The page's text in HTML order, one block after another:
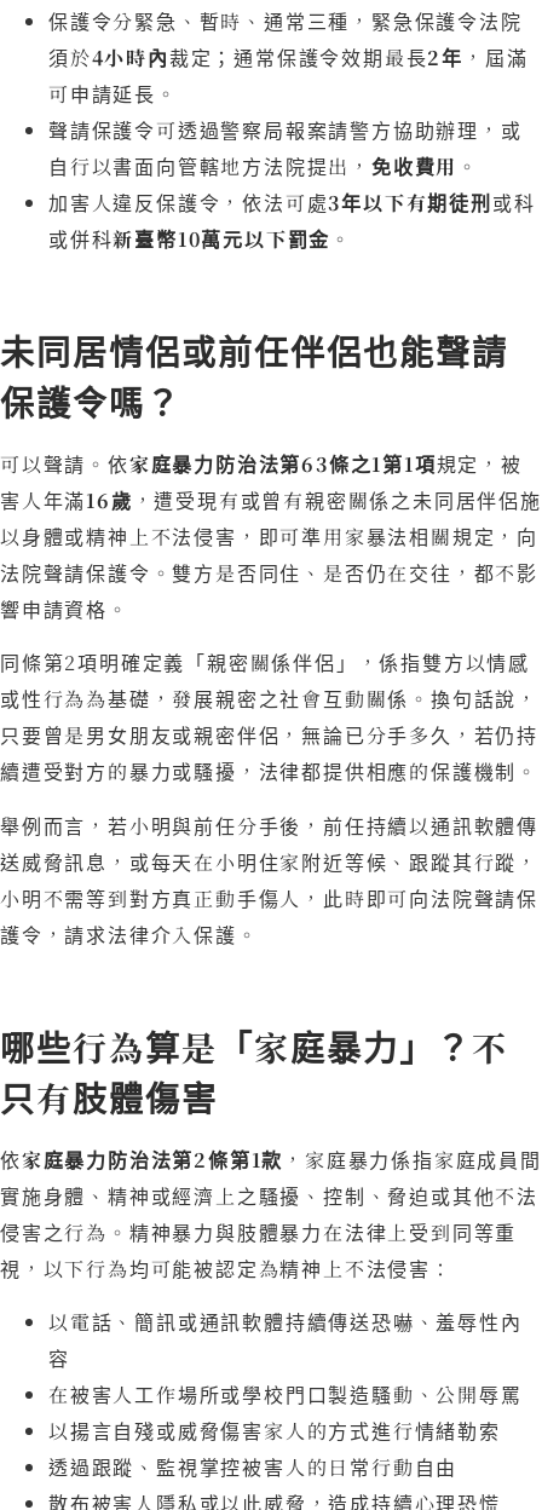
保護令分緊急、暫時、通常三種，緊急保護令法院
須於4小時內裁定；通常保護令效期最長2年 ，屆滿
可申請延長。
聲請保護令可透過警察局報案請警方協助辦理，或
自行以書面向管轄地方法院提出， 免收費用 。
加害人違反保護令，依法可處3年以下有期徒刑或科
或併科新臺幣10萬元以下罰金 。
未同居情侶或前任伴侶也能聲請
保護令嗎？
可以聲請。依家庭暴力防治法第63條之1第1項規定，被
害人年滿16歲 ，遭受現有或曾有親密關係之未同居伴侶施
以身體或精神上不法侵害，即可準用家暴法相關規定，向
法院聲請保護令。雙方是否同住、是否仍在交往，都不影
響申請資格。
同條第2項明確定義「親密關係伴侶」，係指雙方以情感
或性行為為基礎，發展親密之社會互動關係。換句話說，
只要曾是男女朋友或親密伴侶，無論已分手多久，若仍持
續遭受對方的暴力或騷擾，法律都提供相應的保護機制。
舉例而言，若小明與前任分手後，前任持續以通訊軟體傳
送威脅訊息，或每天在小明住家附近等候、跟蹤其行蹤，
小明不需等到對方真正動手傷人，此時即可向法院聲請保
護令，請求法律介入保護。
哪些行為算是「家庭暴力」？不
只有肢體傷害
依家庭暴力防治法第2條第1款 ，家庭暴力係指家庭成員間
實施身體、精神或經濟上之騷擾、控制、脅迫或其他不法
侵害之行為。精神暴力與肢體暴力在法律上受到同等重
視，以下行為均可能被認定為精神上不法侵害：
以電話、簡訊或通訊軟體持續傳送恐嚇、羞辱性內
容
在被害人工作場所或學校門口製造騷動、公開辱罵
以揚言自殘或威脅傷害家人的方式進行情緒勒索
透過跟蹤、監視掌控被害人的日常行動自由
散布被害人隱私或以此威脅，造成持續心理恐慌